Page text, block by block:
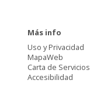
Más info
Uso y Privacidad
MapaWeb
Carta de Servicios
Accesibilidad